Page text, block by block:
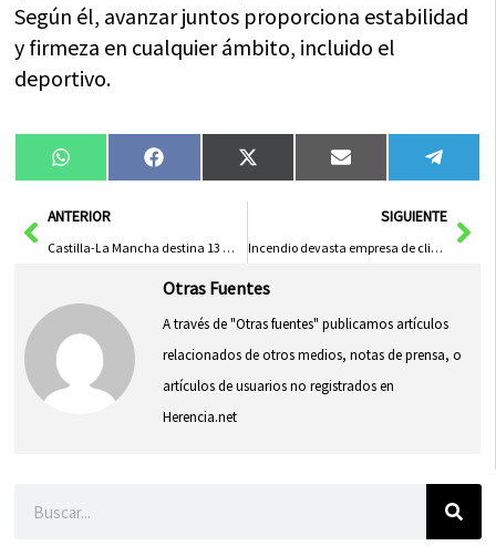
Según él, avanzar juntos proporciona estabilidad
y firmeza en cualquier ámbito, incluido el
deportivo.
Compartir
en
WhatsAppCompartir
en
FacebookCompartir
en
X
(Twitter)
Compartir
en
Email
en
AntANTERIOR
Castilla-La Mancha destina 13 millones de euros a programas juveniles para fomentar el talento joven
SIGUIENTE
Incendio devasta empresa de climatización en Casarrubios del Monte tras prenderse palés
Otras Fuentes
A través de "Otras fuentes" publicamos artículos
relacionados de otros medios, notas de prensa, o
artículos de usuarios no registrados en
Herencia.net